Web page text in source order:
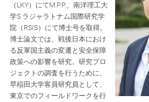
（LKY）にてM.P.P.、南洋理工大
学S.ラジャラトナム国際研究学
院（RSIS）にて博士号を取得。
博士論文では、戦後日本におけ
る反軍国主義の変遷と安全保障
政策への影響を研究。研究プロ
ジェクトの調査を行うために、
早稲田大学客員研究員として、
東京でのフィールドワークを行